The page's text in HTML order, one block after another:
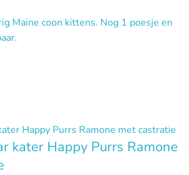
Maine coon kittens. Nog 1 poesje en
kater Happy Purrs Ramone